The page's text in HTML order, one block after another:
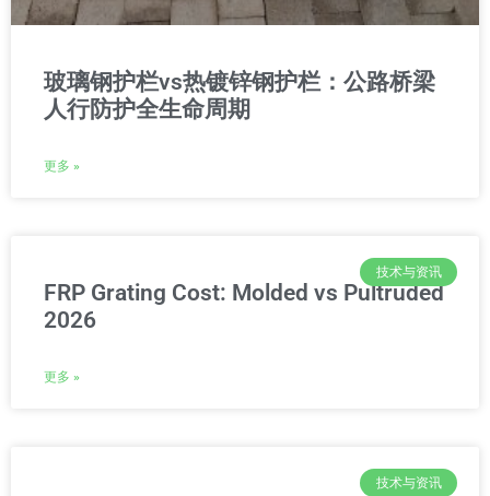
玻璃钢护栏vs热镀锌钢护栏：公路桥梁
人行防护全生命周期
更多 »
技术与资讯
FRP Grating Cost: Molded vs Pultruded
2026
更多 »
技术与资讯